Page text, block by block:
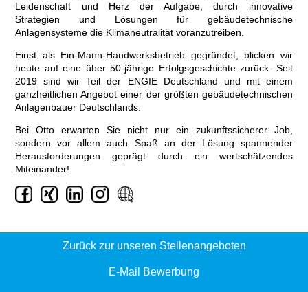
Leidenschaft und Herz der Aufgabe, durch innovative
Strategien und Lösungen für gebäudetechnische
Anlagensysteme die Klimaneutralität voranzutreiben.
Einst als Ein-Mann-Handwerksbetrieb gegründet, blicken wir
heute auf eine über 50-jährige Erfolgsgeschichte zurück. Seit
2019 sind wir Teil der ENGIE Deutschland und mit einem
ganzheitlichen Angebot einer der größten gebäudetechnischen
Anlagenbauer Deutschlands.
Bei Otto erwarten Sie nicht nur ein zukunftssicherer Job,
sondern vor allem auch Spaß an der Lösung spannender
Herausforderungen geprägt durch ein wertschätzendes
Miteinander!
Zurück zur unseren Stellenangeboten
E-Mail Bewerbung